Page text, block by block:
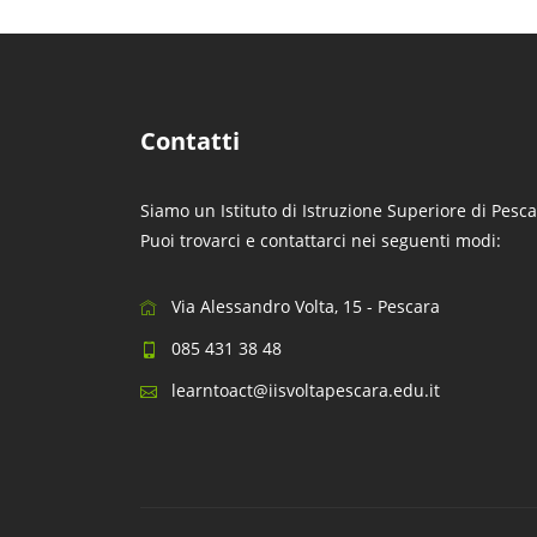
Contatti
Siamo un Istituto di Istruzione Superiore di
Puoi trovarci e contattarci nei seguenti modi:
Via Alessandro Volta, 15 - Pescara
085 431 38 48
learntoact@iisvoltapescara.edu.it